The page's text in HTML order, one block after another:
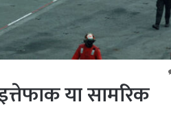
या सामरिक